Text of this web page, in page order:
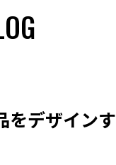
をデザインす